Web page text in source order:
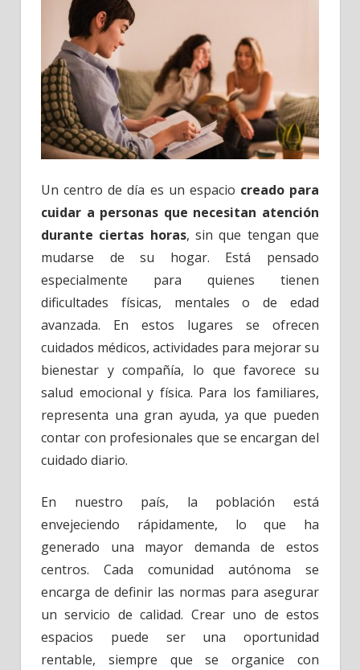
Un centro de día es un espacio creado para
cuidar a personas que necesitan atención
durante ciertas horas, sin que tengan que
mudarse de su hogar. Está pensado
especialmente para quienes tienen
dificultades físicas, mentales o de edad
avanzada. En estos lugares se ofrecen
cuidados médicos, actividades para mejorar su
bienestar y compañía, lo que favorece su
salud emocional y física. Para los familiares,
representa una gran ayuda, ya que pueden
contar con profesionales que se encargan del
cuidado diario.
En nuestro país, la población está
envejeciendo rápidamente, lo que ha
generado una mayor demanda de estos
centros. Cada comunidad autónoma se
encarga de definir las normas para asegurar
un servicio de calidad. Crear uno de estos
espacios puede ser una oportunidad
rentable, siempre que se organice con